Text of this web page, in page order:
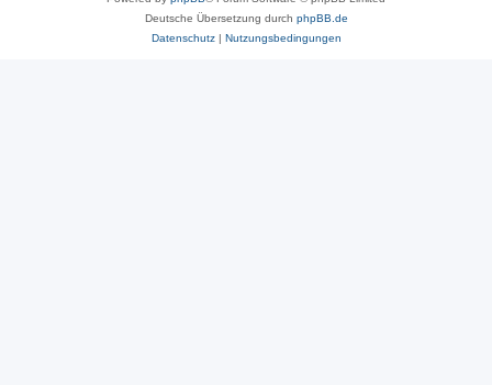
Deutsche Übersetzung durch phpBB.de
Datenschutz| Nutzungsbedingungen